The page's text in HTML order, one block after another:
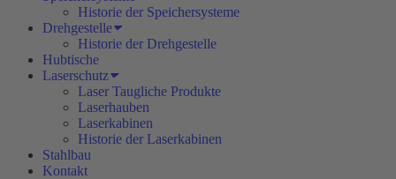
Historie der Speichersysteme
Drehgestelle
Historie der Drehgestelle
Hubtische
Laserschutz
Laser Taugliche Produkte
Laserhauben
Laserkabinen
Historie der Laserkabinen
Stahlbau
Kontakt